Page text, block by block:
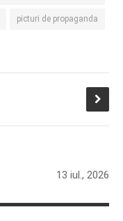
picturi de propaganda
13 iul., 2026